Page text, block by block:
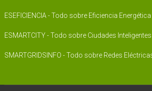
ESEFICIENCIA - Todo sobre Eficiencia Energética
ESMARTCITY - Todo sobre Ciudades Inteligentes
SMARTGRIDSINFO - Todo sobre Redes